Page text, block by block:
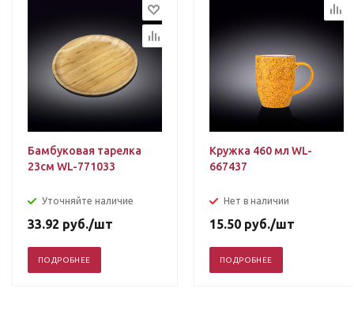
Бамбуковая тарелка
23см WL-771033
Уточняйте наличие
33.92 руб./шт
ПОДРОБНЕЕ
Кружка 460 мл WL-
667437
Нет в наличии
15.50 руб./шт
ПОДРОБНЕЕ